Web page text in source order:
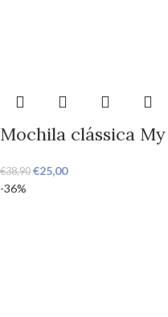
Mochila clássica
€38,90 €25,00
-36%